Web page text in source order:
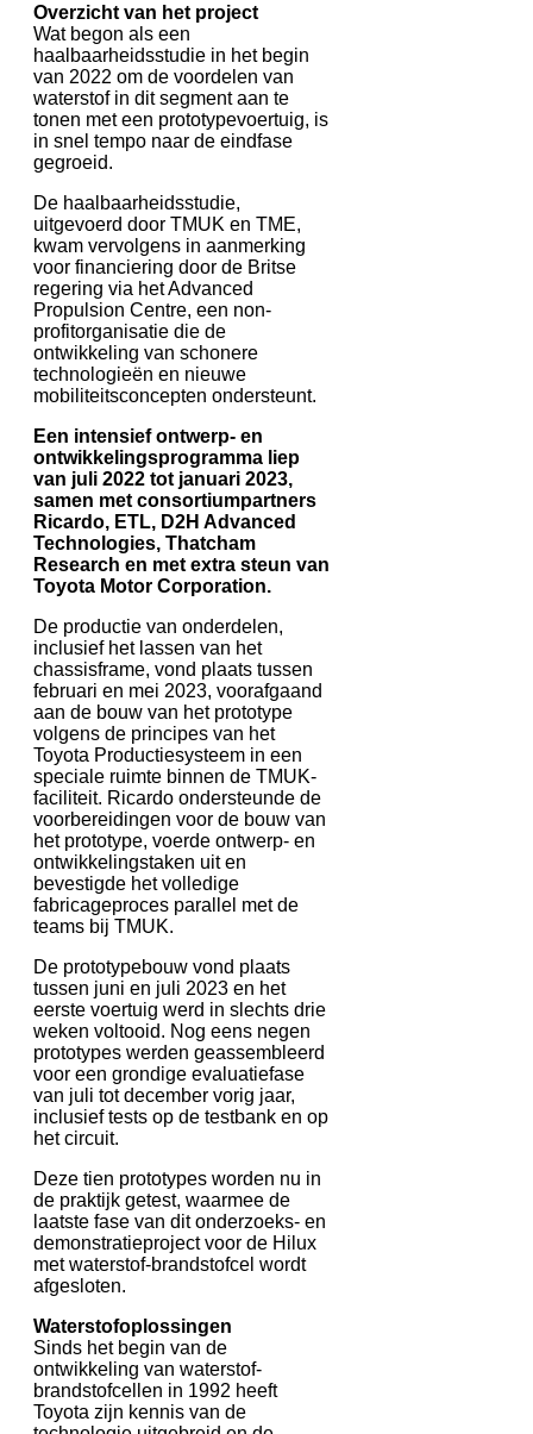
Overzicht van het project
Wat begon als een
haalbaarheidsstudie in het begin
van 2022 om de voordelen van
waterstof in dit segment aan te
tonen met een prototypevoertuig, is
in snel tempo naar de eindfase
gegroeid.
De haalbaarheidsstudie,
uitgevoerd door TMUK en TME,
kwam vervolgens in aanmerking
voor financiering door de Britse
regering via het Advanced
Propulsion Centre, een non-
profitorganisatie die de
ontwikkeling van schonere
technologieën en nieuwe
mobiliteitsconcepten ondersteunt.
Een intensief ontwerp- en
ontwikkelingsprogramma liep
van juli 2022 tot januari 2023,
samen met consortiumpartners
Ricardo, ETL, D2H Advanced
Technologies, Thatcham
Research en met extra steun van
Toyota Motor Corporation.
De productie van onderdelen,
inclusief het lassen van het
chassisframe, vond plaats tussen
februari en mei 2023, voorafgaand
aan de bouw van het prototype
volgens de principes van het
Toyota Productiesysteem in een
speciale ruimte binnen de TMUK-
faciliteit. Ricardo ondersteunde de
voorbereidingen voor de bouw van
het prototype, voerde ontwerp- en
ontwikkelingstaken uit en
bevestigde het volledige
fabricageproces parallel met de
teams bij TMUK.
De prototypebouw vond plaats
tussen juni en juli 2023 en het
eerste voertuig werd in slechts drie
weken voltooid. Nog eens negen
prototypes werden geassembleerd
voor een grondige evaluatiefase
van juli tot december vorig jaar,
inclusief tests op de testbank en op
het circuit.
Deze tien prototypes worden nu in
de praktijk getest, waarmee de
laatste fase van dit onderzoeks- en
demonstratieproject voor de Hilux
met waterstof-brandstofcel wordt
afgesloten.
Waterstofoplossingen
Sinds het begin van de
ontwikkeling van waterstof-
brandstofcellen in 1992 heeft
Toyota zijn kennis van de